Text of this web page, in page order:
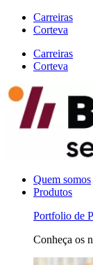
Carreiras
Corteva
Carreiras
Corteva
Quem somos
Produtos
Portfolio de
Conheça os